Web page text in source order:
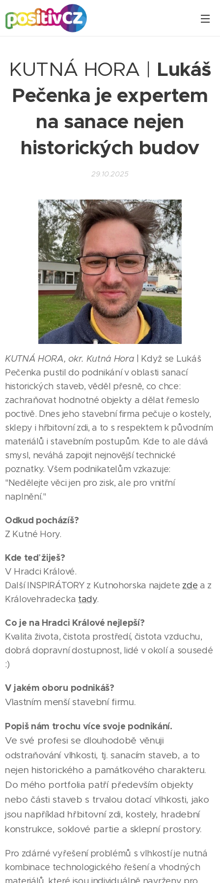
KUTNÁ HORA | Lukáš
Pečenka je expertem
na sanace nejen
historických budov
29.10.2025
KUTNÁ HORA, okr. Kutná Hora
| Když se Lukáš
Pečenka pustil do podnikání v oblasti sanací
historických staveb, věděl přesně, co chce:
zachraňovat hodnotné objekty a dělat řemeslo
poctivě. Dnes jeho stavební firma pečuje o kostely,
sklepy i hřbitovní zdi, a to s respektem k původním
materiálů i stavebním postupům. Kde to ale dává
smysl, neváhá zapojit nejnovější technické
poznatky. Všem podnikatelům vzkazuje:
"Nedělejte věci jen pro zisk, ale pro vnitřní
naplnění."
Odkud pocházíš?
Z Kutné Hory.
Kde teď žiješ?
V Hradci Králové.
Další INSPIRÁTORY z Kutnohorska najdete zde a z
Královehradecka tady.
Co je na Hradci Králové nejlepší?
Kvalita života, čistota prostředí, čistota vzduchu,
dobrá dopravní dostupnost, lidé v okolí a sousedé
:)
V jakém oboru podnikáš?
Vlastním menší stavební firmu.
Popiš nám trochu více svoje podnikání.
Ve své profesi se dlouhodobě věnuji
odstraňování vlhkosti, tj. sanacím staveb, a to
nejen historického a památkového charakteru.
Do mého portfolia patří především objekty
nebo části staveb s trvalou dotací vlhkosti, jako
jsou například hřbitovní zdi, kostely, hradební
konstrukce, soklové partie a sklepní prostory.
Pro zdárné vyřešení problémů s vlhkostí je nutná
kombinace technologického řešení a vhodných